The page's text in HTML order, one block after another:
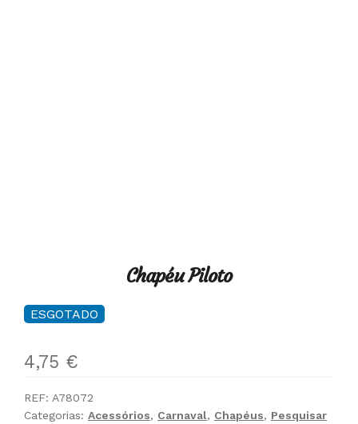
Chapéu Piloto
ESGOTADO
4,75 €
REF: A78072
Categorias: Acessórios, Carnaval, Chapéus, Pesquisar